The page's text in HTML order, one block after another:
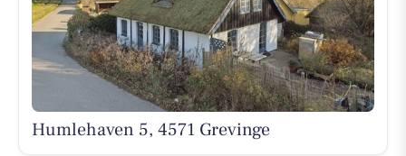
Humlehaven 5, 4571 Grevinge